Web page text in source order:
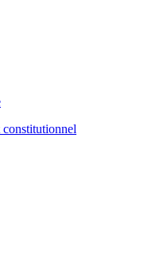
constitutionnel